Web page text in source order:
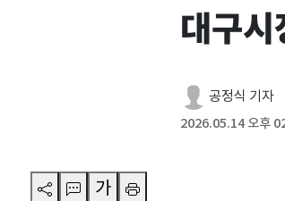
가
대구
공정식 기자
2026.05.14 오후